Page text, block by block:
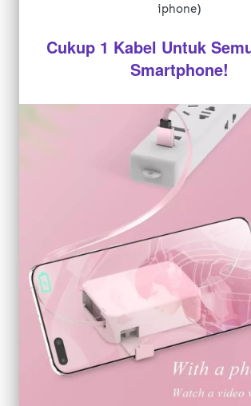
iphone)
Cukup 1 Kabel Untuk
Smartphone!